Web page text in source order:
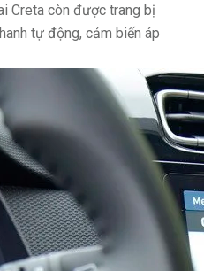
Creta còn được trang bị
tự động, cảm biến áp